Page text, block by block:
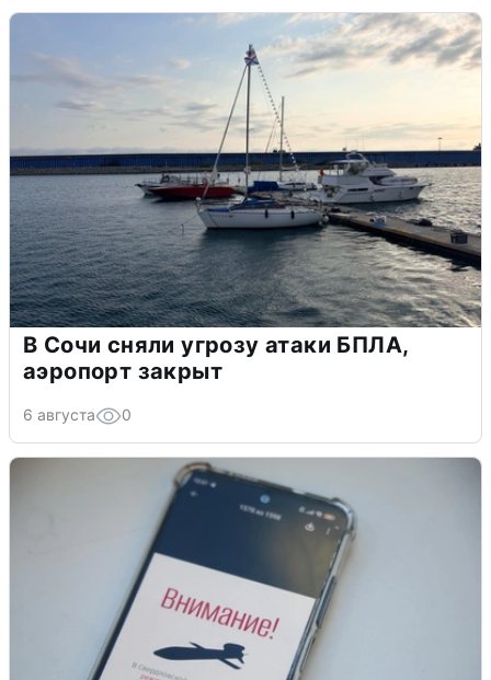
В Сочи сняли угрозу атаки БПЛА,
аэропорт закрыт
6 августа 0